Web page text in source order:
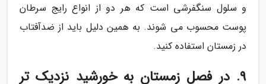
و سلول سنگفرشی است که هر دو از انواع رایج سرطان
پوست محسوب می شوند. به همین دلیل باید از ضدآفتاب
در زمستان استفاده کنید.
9. در فصل زمستان به خورشید نزدیک تر